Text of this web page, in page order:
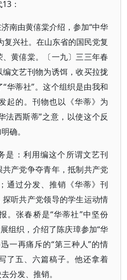
：
南由黄僖棠介绍，参加“中华
复兴社。在山东省的国民党复
黄僖棠。〔一九〕三三年春
文艺刊物为诱饵，收买拉拢
华蒂社”。这个组织是由我和
起的。刊物也以《华蒂》为
法西斯蒂”之意，以使这个反
确。
是：利用编这个所谓文艺刊
产党争夺青年，抵制共产党
通过分发、推销《华蒂》刊
听共产党领导的学生运动情
。张春桥是“华蒂社”中坚份
组织，介绍了陈庆璋参加“华
一再痛斥的“第三种人”的情
了五、六篇稿子。他还拿着
分发、推销。